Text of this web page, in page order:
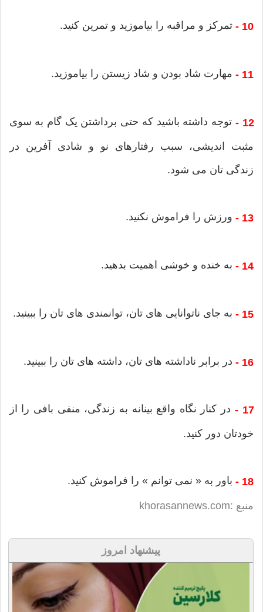
10 - تمرکز و مراقبه را بیاموزید و تمرین کنید.
11 - مهارت شاد بودن و شاد زیستن را بیاموزید.
12 - توجه داشته باشید که حتی برداشتن یک گام به سوی
مثبت اندیشی، سبب رفتارهای نو و شادی آفرین در
زندگی تان می شود.
13 - ورزش را فراموش نکنید.
14 - به خنده و خوشی اهمیت بدهید.
15 - به جای ناتوانایی های تان، توانمندی های تان را ببینید.
16 - در برابر ناداشته های تان، داشته های تان را ببینید.
17 - در کنار نگاه واقع بینانه به زندگی، منفی بافی را از
خودتان دور کنید.
18 - باور به « نمی توانم » را فراموش کنید.
منبع :khorasannews.com
پیشنهاد امروز